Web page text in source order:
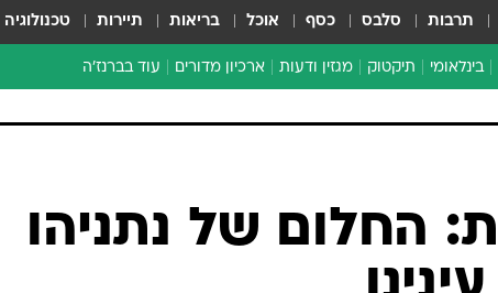
תרבות סלבס כסף אוכל בריאות תיירות טכנולוגיה
בינלאומי תיקטוק מגזין ודעות ארכיון מדורים עוד בברנז'ה